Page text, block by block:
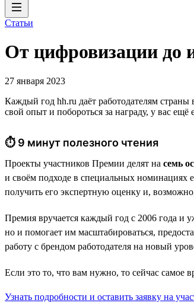
Статьи
От цифровизации до
27 января 2023
Каждый год hh.ru даёт работодателям страны
свой опыт и побороться за награду, у вас
⏱ 9 минут полезного чтения
Проекты участников Премии делят на семь
и своём подходе в специальных
получить его экспертную оценку и,
Премия вручается каждый год с 2006 года и
но и помогает им масштабироваться,
работу с брендом работодателя на новый
Если это то, что вам нужно, то сейчас самое
Узнать подробности и оставить заявку на